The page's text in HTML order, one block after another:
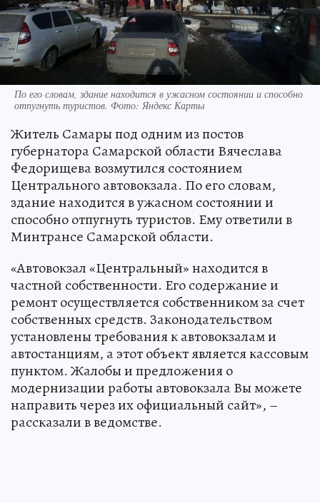
По его словам, здание находится в ужасном состоянии и способно
отпугнуть туристов. Фото: Яндекс Карты
Житель Самары под одним из постов
губернатора Самарской области Вячеслава
Федорищева возмутился состоянием
Центрального автовокзала. По его словам,
здание находится в ужасном состоянии и
способно отпугнуть туристов. Ему ответили в
Минтрансе Самарской области.
«Автовокзал «Центральный» находится в
частной собственности. Его содержание и
ремонт осуществляется собственником за счет
собственных средств. Законодательством
установлены требования к автовокзалам и
автостанциям, а этот объект является кассовым
пунктом. Жалобы и предложения о
модернизации работы автовокзала Вы можете
направить через их официальный сайт», –
рассказали в ведомстве.